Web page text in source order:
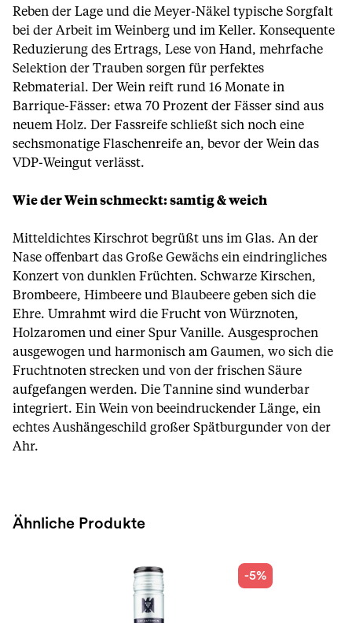
Reben der Lage und die Meyer-Näkel typische Sorgfalt
bei der Arbeit im Weinberg und im Keller. Konsequente
Reduzierung des Ertrags, Lese von Hand, mehrfache
Selektion der Trauben sorgen für perfektes
Rebmaterial. Der Wein reift rund 16 Monate in
Barrique-Fässer: etwa 70 Prozent der Fässer sind aus
neuem Holz. Der Fassreife schließt sich noch eine
sechsmonatige Flaschenreife an, bevor der Wein das
VDP-Weingut verlässt.
Wie der Wein schmeckt: samtig & weich
Mitteldichtes Kirschrot begrüßt uns im Glas. An der
Nase offenbart das Große Gewächs ein eindringliches
Konzert von dunklen Früchten. Schwarze Kirschen,
Brombeere, Himbeere und Blaubeere geben sich die
Ehre. Umrahmt wird die Frucht von Würznoten,
Holzaromen und einer Spur Vanille. Ausgesprochen
ausgewogen und harmonisch am Gaumen, wo sich die
Fruchtnoten strecken und von der frischen Säure
aufgefangen werden. Die Tannine sind wunderbar
integriert. Ein Wein von beeindruckender Länge, ein
echtes Aushängeschild großer Spätburgunder von der
Ahr.
Ähnliche Produkte
-5%